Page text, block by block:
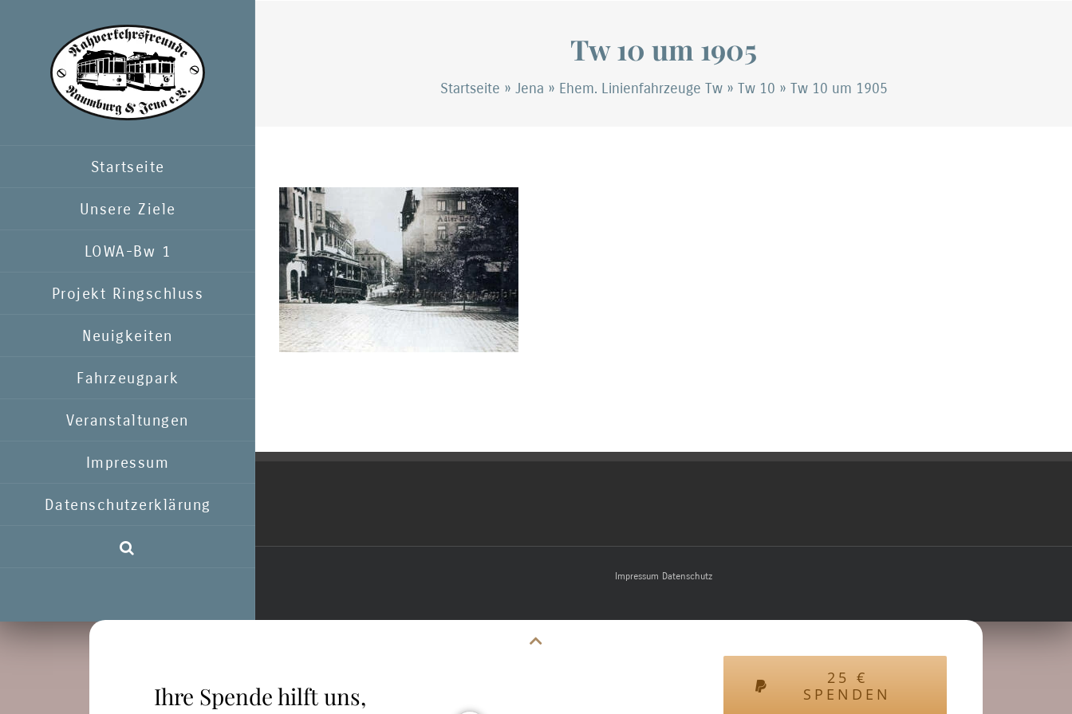
springen
Startseite
Unsere Ziele
LOWA-Bw 1
Projekt Ringschluss
Neuigkeiten
Fahrzeugpark
Veranstaltungen
Impressum
Datenschutzerklärung
Ihre Spende hilft uns,
25 €
SPENDEN
Tw 10 um 1905
Startseite » Jena » Ehem. Linienfahrzeuge Tw» Tw 10 » Tw 10 um 1905
Impressum Datenschutz